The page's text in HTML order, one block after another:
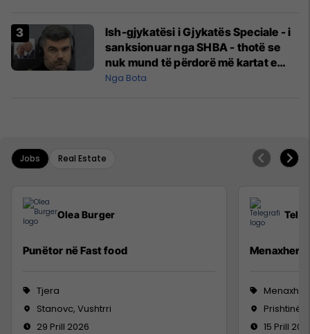
Ish-gjykatësi i Gjykatës Speciale - i
sanksionuar nga SHBA - thotë se
nuk mund të përdorë më kartat e
kreditit e as të porositë gjëra në
Nga Bota
Jobs Real Estate
Olea Burger
Punëtor në Fast food
Tjera
Stanovc, Vushtrri
29 Prill 2026
Menaxher/
Prishtinë
15 Prill